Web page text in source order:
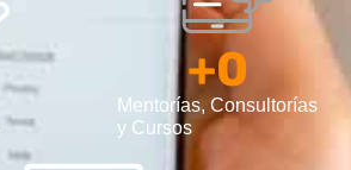
Mentorías, Consultorías
y Cursos
+0